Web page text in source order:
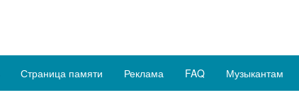
Страница памяти Реклама FAQ Музыкантам